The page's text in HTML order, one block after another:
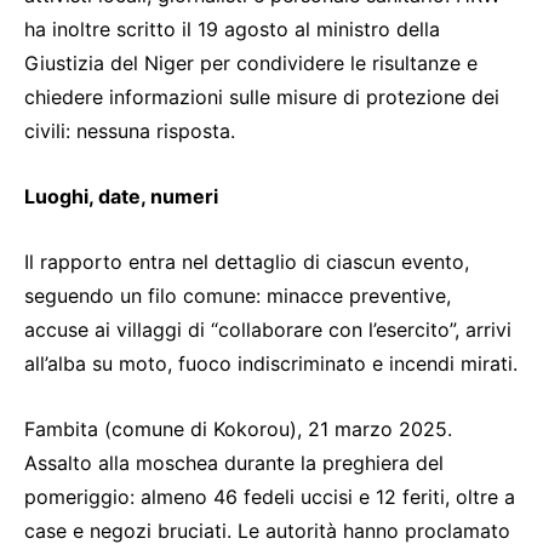
ha inoltre scritto il 19 agosto al ministro della
Giustizia del Niger per condividere le risultanze e
chiedere informazioni sulle misure di protezione dei
civili: nessuna risposta.
Luoghi, date, numeri
Il rapporto entra nel dettaglio di ciascun evento,
seguendo un filo comune: minacce preventive,
accuse ai villaggi di “collaborare con l’esercito”, arrivi
all’alba su moto, fuoco indiscriminato e incendi mirati.
Fambita (comune di Kokorou), 21 marzo 2025.
Assalto alla moschea durante la preghiera del
pomeriggio: almeno 46 fedeli uccisi e 12 feriti, oltre a
case e negozi bruciati. Le autorità hanno proclamato